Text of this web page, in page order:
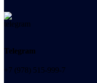
Telegram
+7 (978) 515-999-7